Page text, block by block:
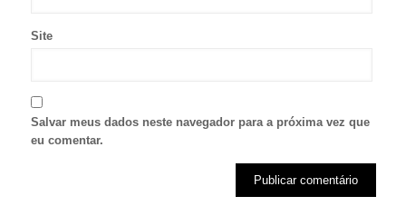
Site
Salvar meus dados neste navegador para a próxima vez que
eu comentar.